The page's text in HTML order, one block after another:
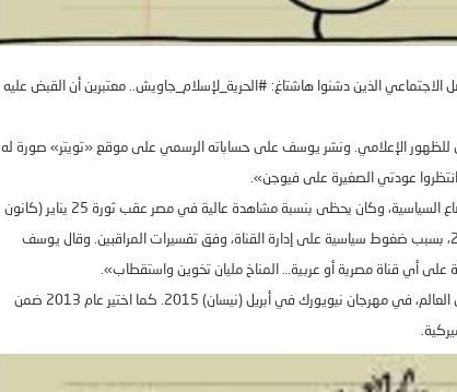
الاجتماعي الذين دشنوا هاشتاغ: #‏ الحرية لإسلام جاويش.. معتبرين أن القبض عليه
الإعلامي. ونشر يوسف على حساباته الرسمي على موقع «تويتر» صورة له
انتظروا عودتي الصغيرة على فيوجن».
السياسية، وكان يحظى بنسبة مشاهدة عالية في مصر عقب ثورة 25 يناير (كانون
، بسبب ضغوط سياسية على إدارة القناة، وفق تفسيرات المراقبين. وقال يوسف
على أي قناة مصرية أو عربية… المناخ مليان تخوين واستقطاب».
في مهرجان نيويورك في أبريل (نيسان) 2015. كما اختير عام 2013 ضمن
.